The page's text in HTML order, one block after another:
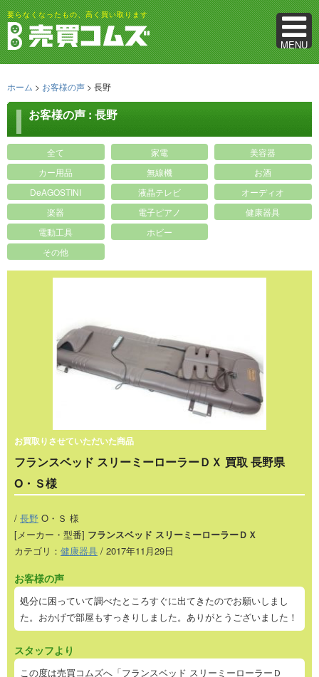
MENU
要らなくなったもの、高く買い取ります
ホーム > お客様の声 > 長野
お客様の声 : 長野
全て 家電
美容器
カー用品
無線機
お酒
DeAGOSTINI
液晶テレビ
オーディオ
楽器
電子ピアノ
健康器具
電動工具
ホビー
その他
お買取りさせていただいた商品
フランスベッド スリーミーローラーＤＸ 買取 長野県
O・Ｓ様
/ 長野 O・Ｓ 様
[メーカー・型番] フランスベッド スリーミーローラーＤＸ
カテゴリ： 健康器具 / 2017年11月29日
お客様の声
処分に困っていて調べたところすぐに出てきたのでお願いしまし
た。おかげで部屋もすっきりしました。ありがとうございました！
スタッフより
この度は売買コムズへ「フランスベッド スリーミーローラーＤ